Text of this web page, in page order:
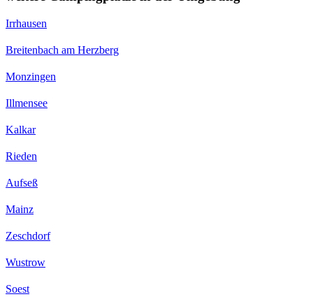
Irrhausen
Breitenbach am Herzberg
Monzingen
Illmensee
Kalkar
Rieden
Aufseß
Mainz
Zeschdorf
Wustrow
Soest